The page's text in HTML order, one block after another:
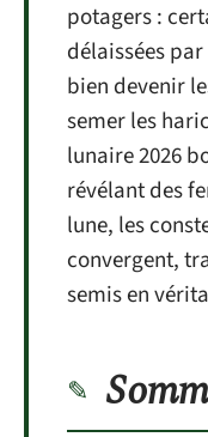
potagers :
délaissées
bien devenir
semer les
lunaire 2026
révélant des
lune, les
convergent,
semis en